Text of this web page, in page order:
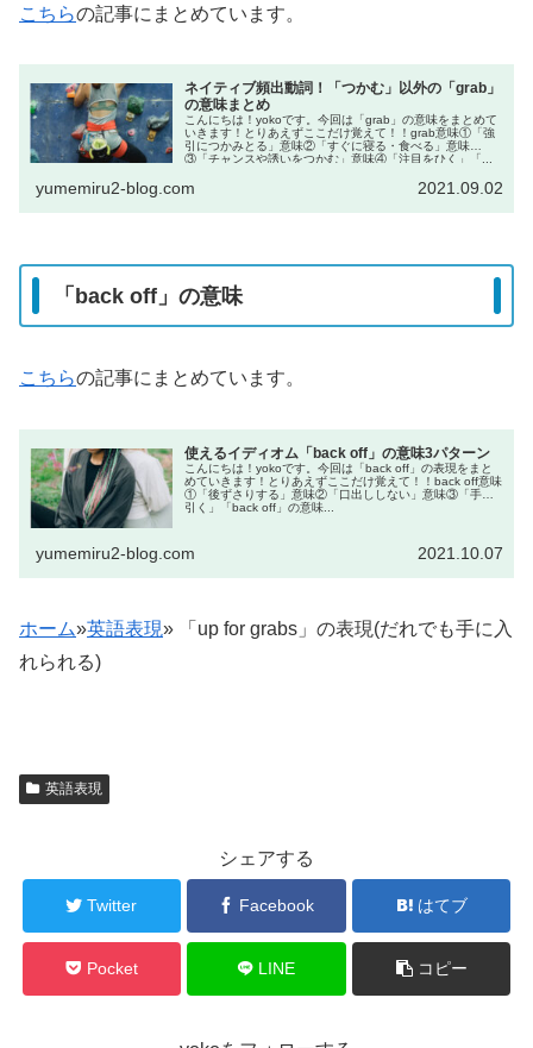
こちらの記事にまとめています。
ネイティブ頻出動詞！「つかむ」以外の「grab」
の意味まとめ
こんにちは！yokoです。今回は「grab」の意味をまとめて
いきます！とりあえずここだけ覚えて！！grab意味①「強
引につかみとる」意味②「すぐに寝る・食べる」意味
③「チャンスや誘いをつかむ」意味④「注目をひく」「...
yumemiru2-blog.com 2021.09.02
「back off」の意味
こちらの記事にまとめています。
使えるイディオム「back off」の意味3パターン
こんにちは！yokoです。今回は「back off」の表現をまと
めていきます！とりあえずここだけ覚えて！！back off意味
①「後ずさりする」意味②「口出ししない」意味③「手を
引く」「back off」の意味...
yumemiru2-blog.com 2021.10.07
ホーム»英語表現» 「up for grabs」の表現(だれでも手に入
れられる)
英語表現
シェアする
Twitter Facebook はてブ
Pocket LINE コピー